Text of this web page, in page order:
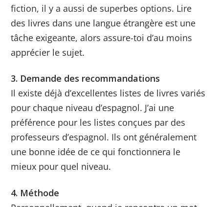
fiction, il y a aussi de superbes options. Lire
des livres dans une langue étrangère est une
tâche exigeante, alors assure-toi d’au moins
apprécier le sujet.
3. Demande des recommandations
Il existe déjà d’excellentes listes de livres variés
pour chaque niveau d’espagnol. J’ai une
préférence pour les listes conçues par des
professeurs d’espagnol. Ils ont généralement
une bonne idée de ce qui fonctionnera le
mieux pour quel niveau.
4. Méthode